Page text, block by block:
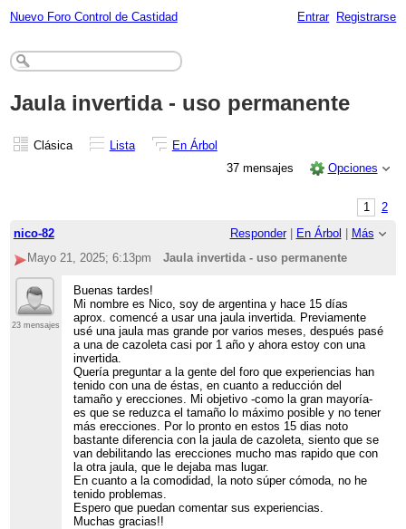
Nuevo Foro Control de Castidad Entrar Registrarse
Jaula invertida - uso permanente
Clásica Lista
En Árbol
37 mensajes
Opciones
1
2
nico-82
Responder| En Árbol
Más
Mayo 21, 2025; 6:13pm
Jaula invertida - uso permanente
23 mensajes
Buenas tardes!
Mi nombre es Nico, soy de argentina y hace 15 días
aprox. comencé a usar una jaula invertida. Previamente
usé una jaula mas grande por varios meses, después pasé
a una de cazoleta casi por 1 año y ahora estoy con una
invertida.
Quería preguntar a la gente del foro que experiencias han
tenido con una de éstas, en cuanto a reducción del
tamaño y erecciones. Mi objetivo -como la gran mayoría-
es que se reduzca el tamaño lo máximo posible y no tener
más erecciones. Por lo pronto en estos 15 dias noto
bastante diferencia con la jaula de cazoleta, siento que se
van debilitando las erecciones mucho mas rapido que con
la otra jaula, que le dejaba mas lugar.
En cuanto a la comodidad, la noto súper cómoda, no he
tenido problemas.
Espero que puedan comentar sus experiencias.
Muchas gracias!!